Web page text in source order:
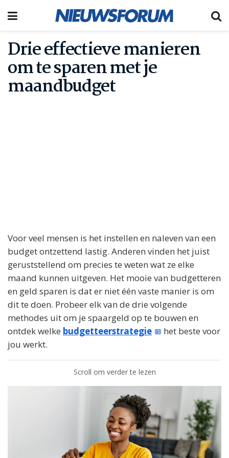
Drie effectieve manieren
om te sparen met je
maandbudget
Voor veel mensen is het instellen en naleven van een
budget ontzettend lastig. Anderen vinden het juist
geruststellend om precies te weten wat ze elke
maand kunnen uitgeven. Het mooie van budgetteren
en geld sparen is dat er niet één vaste manier is om
dit te doen. Probeer elk van de drie volgende
methodes uit om je spaargeld op te bouwen en
ontdek welke budgetteerstrategie
het beste voor
jou werkt.
Scroll om verder te lezen